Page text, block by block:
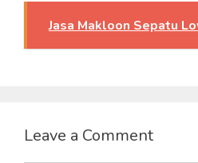
Jasa Makloon Sepatu
Leave a Comment